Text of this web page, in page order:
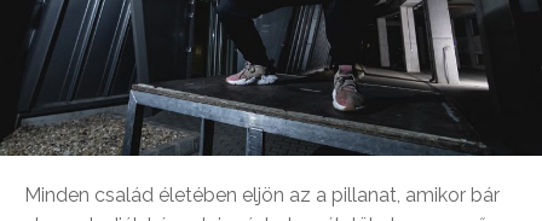
Minden család életében eljön az a pillanat, amikor bár